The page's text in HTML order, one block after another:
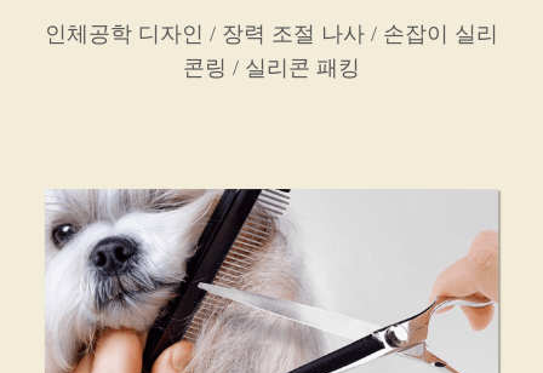
인체공학 디자인 / 장력 조절 나사 / 손잡이 실리
콘링 / 실리콘 패킹